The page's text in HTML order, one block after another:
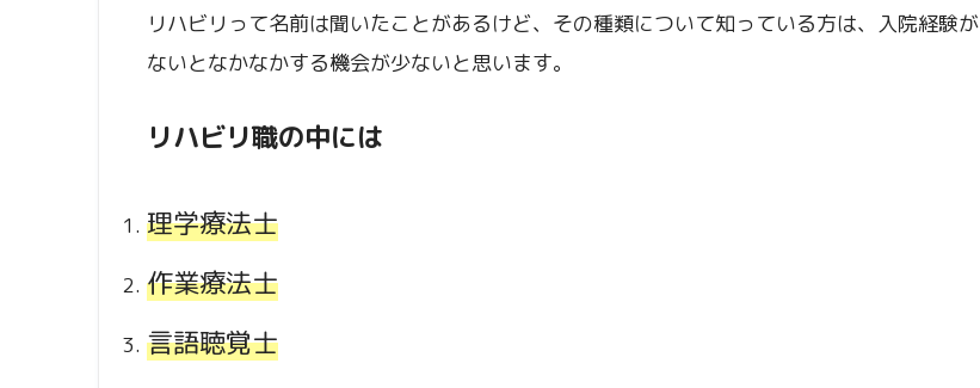
リハビリって名前は聞いたことがあるけど、その種類について知っている方は、入院経験が
ないとなかなかする機会が少ないと思います。
リハビリ職の中には
理学療法士
作業療法士
言語聴覚士